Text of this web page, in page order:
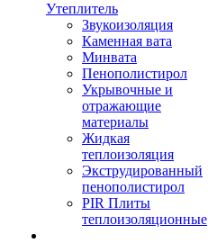
Утеплитель
Звукоизоляция
Каменная вата
Минвата
Пенополистирол
Укрывочные и
отражающие
материалы
Жидкая
теплоизоляция
Экструдированный
пенополистирол
PIR Плиты
теплоизоляционные